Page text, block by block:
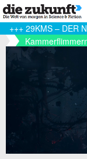
+++ 29KMS – DER